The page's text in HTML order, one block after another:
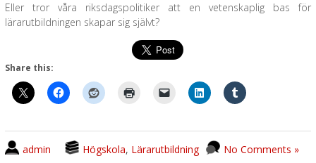
Eller tror våra riksdagspolitiker att en vetenskaplig bas för
lärarutbildningen skapar sig självt?
Share this:
admin Högskola, Lärarutbildning No Comments »